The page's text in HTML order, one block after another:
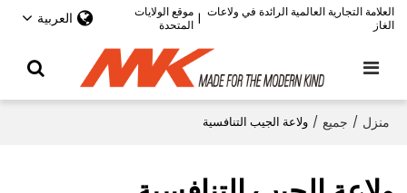
العلامة التجارية العالمية الرائدة في ولاعات
الغاز
| موقع الولايات
المتحدة
العربية
منزل / جميع / ولاعة الجيب التنافسية